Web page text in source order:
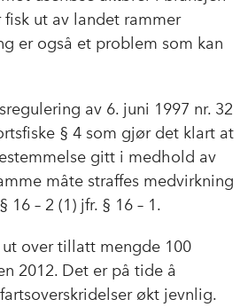
ut av landet rammer
er også et problem som kan
av 6. juni 1997 nr. 32
§ 4 som gjør det klart at
gitt i medhold av
måte straffes medvirkning
– 2 (1) jfr. § 16 – 1.
over tillatt mengde 100
2012. Det er på tide å
økt jevnlig.